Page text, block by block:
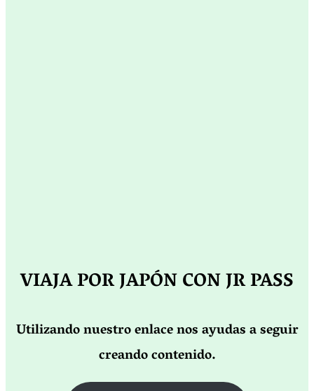
VIAJA POR JAPÓN CON JR PASS
Utilizando nuestro enlace nos ayudas a seguir
creando contenido.